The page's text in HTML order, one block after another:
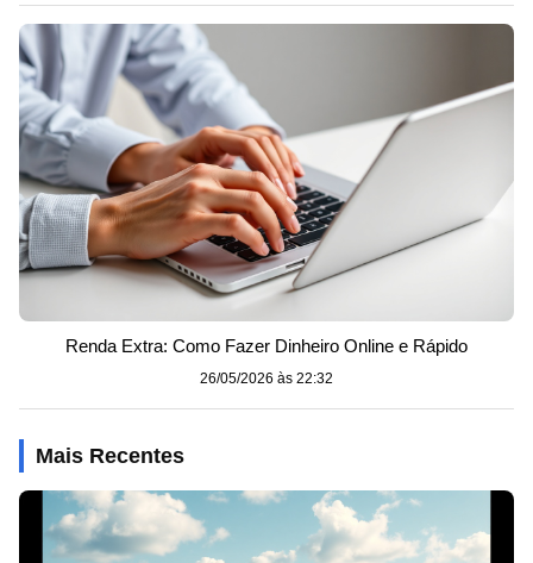
Renda Extra: Como Fazer Dinheiro Online e Rápido
26/05/2026 às 22:32
Mais Recentes